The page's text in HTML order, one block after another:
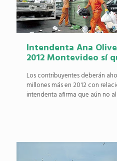
Intendenta Ana
2012 Montevideo sí
Los contribuyentes deberán
millones más en 2012 con
intendenta afirma que aún no